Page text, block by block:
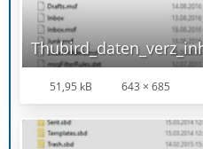
51,95 kB 643 × 685